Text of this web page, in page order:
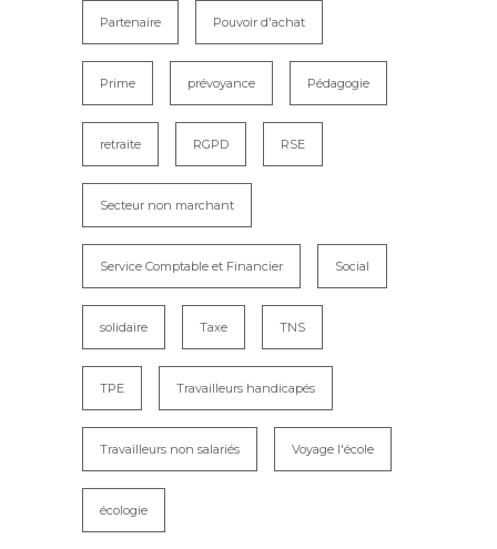
Partenaire Pouvoir d'achat
Prime prévoyance Pédagogie
retraite RGPD RSE
Secteur non marchant
Service Comptable et Financier Social
solidaire Taxe TNS
TPE Travailleurs handicapés
Travailleurs non salariés Voyage l'école
écologie